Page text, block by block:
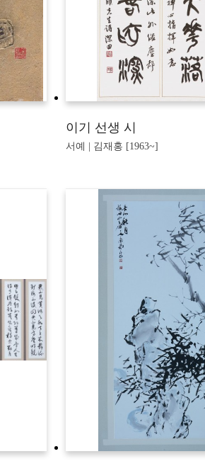
이기 선생 시
서예 | 김재홍 [1963~]